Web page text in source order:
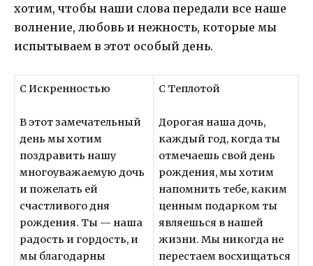
хотим, чтобы наши слова передали все наше
волнение, любовь и нежность, которые мы
испытываем в этот особый день.
С Искренностью
В этот замечательный
день мы хотим
поздравить нашу
многоуважаемую дочь
и пожелать ей
счастливого дня
рождения. Ты — наша
радость и гордость, и
мы благодарны
С Теплотой
Дорогая наша дочь,
каждый год, когда ты
отмечаешь свой день
рождения, мы хотим
напомнить тебе, каким
ценным подарком ты
являешься в нашей
жизни. Мы никогда не
перестаем восхищаться